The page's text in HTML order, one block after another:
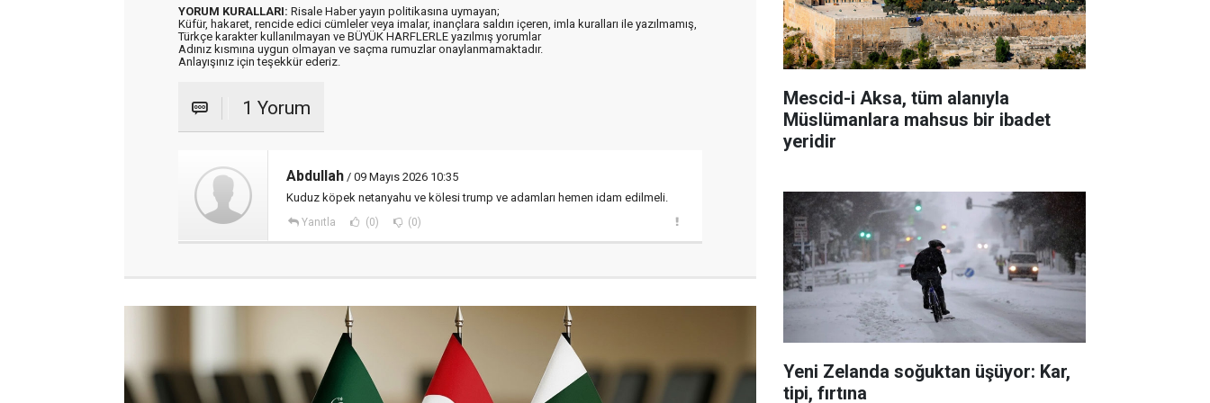
YORUM KURALLARI: Risale Haber yayın politikasına uymayan;
Küfür, hakaret, rencide edici cümleler veya imalar, inançlara saldırı içeren, imla kuralları ile yazılmamış,
Türkçe karakter kullanılmayan ve BÜYÜK HARFLERLE yazılmış yorumlar
Adınız kısmına uygun olmayan ve saçma rumuzlar onaylanmamaktadır.
Anlayışınız için teşekkür ederiz.
1 Yorum
Abdullah / 09 Mayıs 2026 10:35
Kuduz köpek netanyahu ve kölesi trump ve adamları hemen idam edilmeli.
Yanıtla (0) (0)
Mescid-i Aksa, tüm alanıyla
Müslümanlara mahsus bir ibadet
yeridir
Yeni Zelanda soğuktan üşüyor: Kar,
tipi, fırtına